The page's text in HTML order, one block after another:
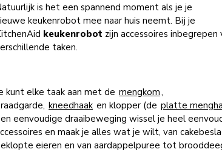
is het een spannend moment als je je
keukenrobot mee naar huis neemt. Bij je
keukenrobot zijn accessoires
taken.
kunt elke taak aan met de mengkom,
kneedhaak en klopper (de platte
eenvoudige draaibeweging wissel je heel
en maak je alles wat je wilt, van
eieren en van aardappelpuree tot